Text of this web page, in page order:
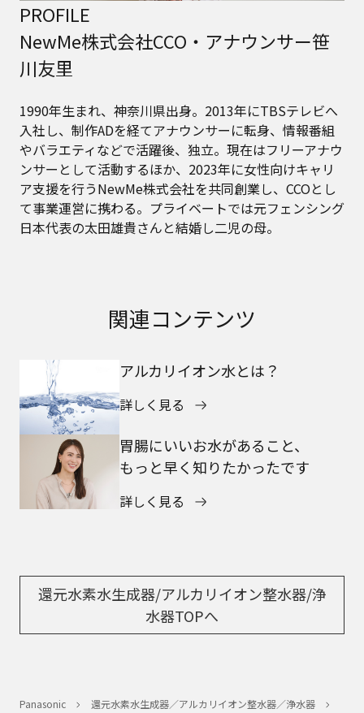
PROFILE
NewMe株式会社CCO・アナウンサー笹
川友里
1990年生まれ、神奈川県出身。2013年にTBSテレビへ
入社し、制作ADを経てアナウンサーに転身、情報番組
やバラエティなどで活躍後、独立。現在はフリーアナウ
ンサーとして活動するほか、2023年に女性向けキャリ
ア支援を行うNewMe株式会社を共同創業し、CCOとし
て事業運営に携わる。プライベートでは元フェンシング
日本代表の太田雄貴さんと結婚し二児の母。
関連コンテンツ
アルカリイオン水とは？
詳しく見る
胃腸にいいお水があること、
もっと早く知りたかったです
詳しく見る
還元水素水生成器/アルカリイオン整水器/浄
水器TOPへ
Panasonic
還元水素水生成器／アルカリイオン整水器／浄水器